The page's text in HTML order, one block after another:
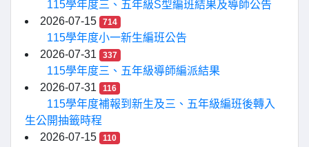
115學年度三、五年級S型編班結果及導師公告
2026-07-15
714
115學年度小一新生編班公告
2026-07-31
337
115學年度三、五年級導師編派結果
2026-07-31
116
115學年度補報到新生及三、五年級編班後轉入
生公開抽籤時程
2026-07-15
110